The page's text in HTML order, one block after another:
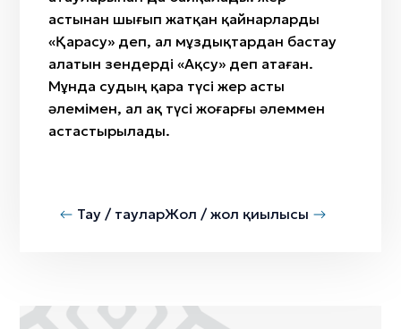
астынан шығып жатқан қайнарларды
«Қарасу» деп, ал мұздықтардан бастау
алатын өзендерді «Ақсу» деп атаған.
Мұнда судың қара түсі жер асты
әлемімен, ал ақ түсі жоғарғы әлеммен
астастырылады.
Тау / тауларЖол / жол қиылысы